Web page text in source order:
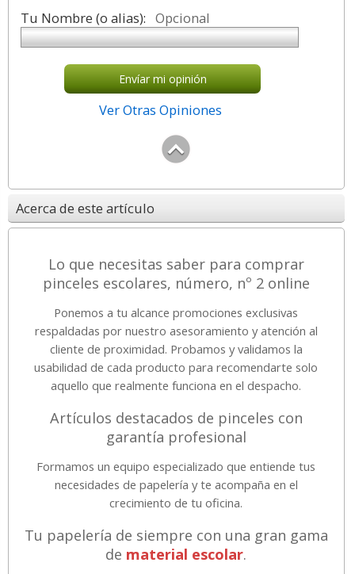
Tu Nombre (o alias): Opcional
Envíar mi opinión
Ver Otras Opiniones
Acerca de este artículo
Lo que necesitas saber para comprar
pinceles escolares, número, nº 2 online
Ponemos a tu alcance promociones exclusivas
respaldadas por nuestro asesoramiento y atención al
cliente de proximidad. Probamos y validamos la
usabilidad de cada producto para recomendarte solo
aquello que realmente funciona en el despacho.
Artículos destacados de pinceles con
garantía profesional
Formamos un equipo especializado que entiende tus
necesidades de papelería y te acompaña en el
crecimiento de tu oficina.
Tu papelería de siempre con una gran gama
de material escolar.